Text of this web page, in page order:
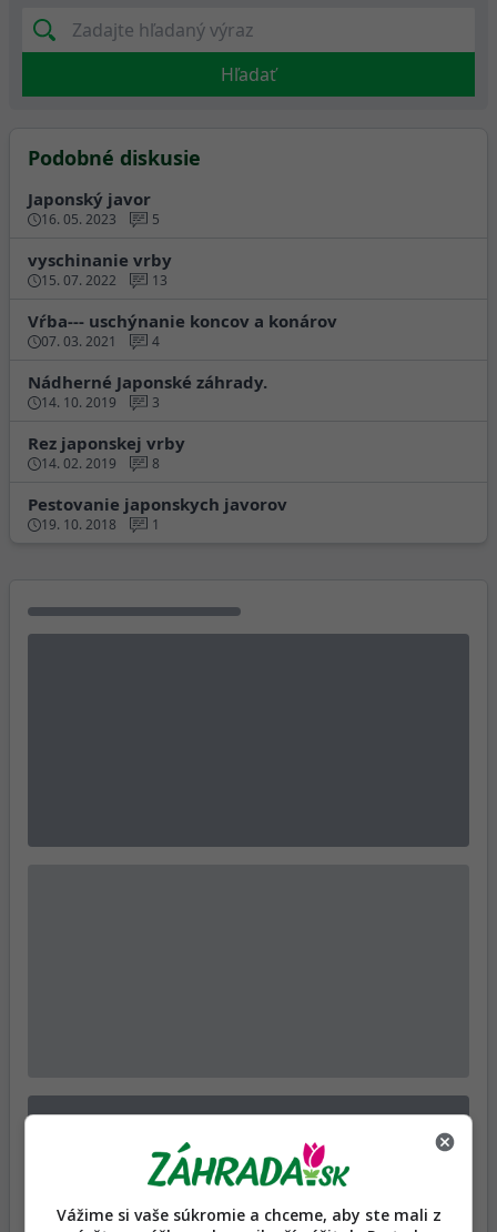
Hľadať
Podobné diskusie
Japonský javor
16. 05. 2023 5
vyschinanie vrby
15. 07. 2022 13
Vŕba--- uschýnanie koncov a konárov
07. 03. 2021 4
Nádherné Japonské záhrady.
14. 10. 2019 3
Rez japonskej vrby
14. 02. 2019 8
Pestovanie japonskych javorov
19. 10. 2018 1
Vážime si vaše súkromie a chceme, aby ste mali z